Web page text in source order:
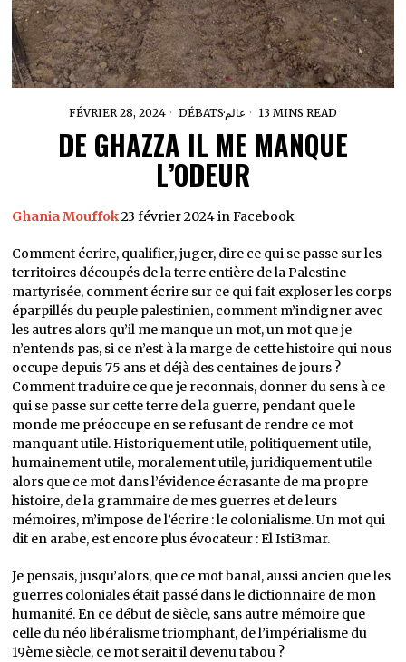
FÉVRIER 28, 2024 DÉBATS·عالم 13 MINS READ
DE GHAZZA IL ME MANQUE
L’ODEUR
Ghania Mouffok23 février 2024 in Facebook
Comment écrire, qualifier, juger, dire ce qui se passe sur les
territoires découpés de la terre entière de la Palestine
martyrisée, comment écrire sur ce qui fait exploser les corps
éparpillés du peuple palestinien, comment m’indigner avec
les autres alors qu’il me manque un mot, un mot que je
n’entends pas, si ce n’est à la marge de cette histoire qui nous
occupe depuis 75 ans et déjà des centaines de jours ?
Comment traduire ce que je reconnais, donner du sens à ce
qui se passe sur cette terre de la guerre, pendant que le
monde me préoccupe en se refusant de rendre ce mot
manquant utile. Historiquement utile, politiquement utile,
humainement utile, moralement utile, juridiquement utile
alors que ce mot dans l’évidence écrasante de ma propre
histoire, de la grammaire de mes guerres et de leurs
mémoires, m’impose de l’écrire : le colonialisme. Un mot qui
dit en arabe, est encore plus évocateur : El Isti3mar.
Je pensais, jusqu’alors, que ce mot banal, aussi ancien que les
guerres coloniales était passé dans le dictionnaire de mon
humanité. En ce début de siècle, sans autre mémoire que
celle du néo libéralisme triomphant, de l’impérialisme du
19ème siècle, ce mot serait il devenu tabou ?